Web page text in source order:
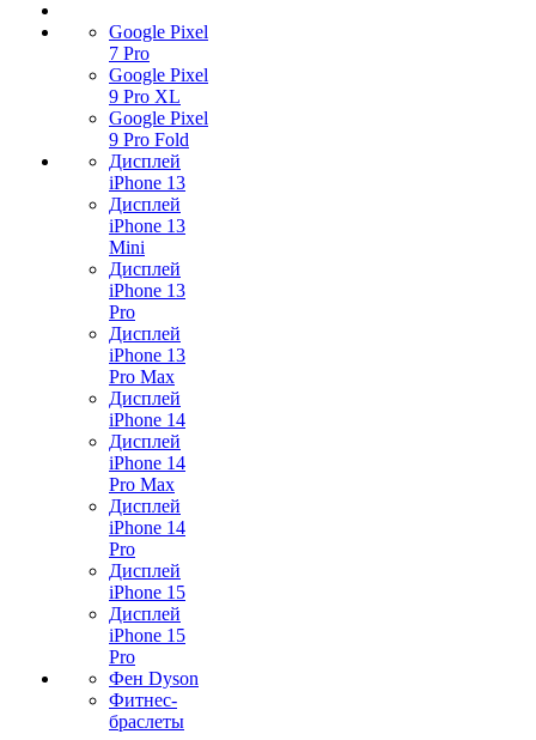
Google Pixel
7 Pro
Google Pixel
9 Pro XL
Google Pixel
9 Pro Fold
Дисплей
iPhone 13
Дисплей
iPhone 13
Mini
Дисплей
iPhone 13
Pro
Дисплей
iPhone 13
Pro Max
Дисплей
iPhone 14
Дисплей
iPhone 14
Pro Max
Дисплей
iPhone 14
Pro
Дисплей
iPhone 15
Дисплей
iPhone 15
Pro
Фен Dyson
Фитнес-
браслеты